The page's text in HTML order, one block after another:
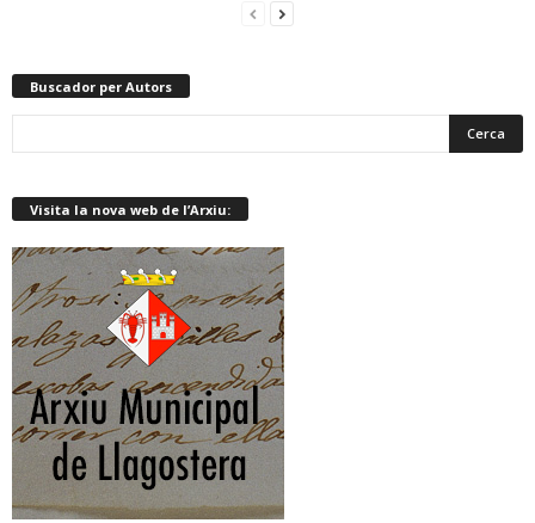
Buscador per Autors
Visita la nova web de l’Arxiu: